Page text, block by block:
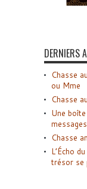
DERNIERS
Chasse
ou Mme
Chasse
Une
Chasse
L’Écho
trésor se